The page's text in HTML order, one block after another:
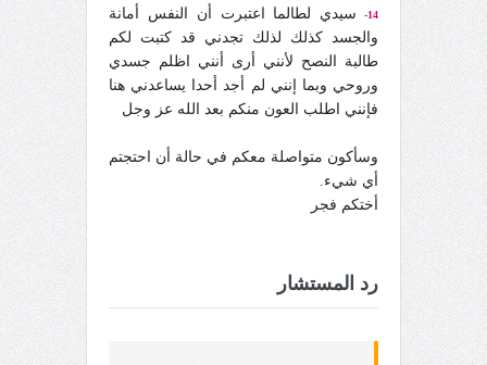
14-
سيدي لطالما اعتبرت أن النفس أمانة
والجسد كذلك لذلك تجدني قد كتبت لكم
طالبة النصح لأنني أرى أنني اظلم جسدي
وروحي وبما إنني لم أجد أحدا يساعدني هنا
فإنني اطلب العون منكم بعد الله عز وجل
وسأكون متواصلة معكم في حالة أن احتجتم
أي شيء.
أختكم فجر
رد المستشار